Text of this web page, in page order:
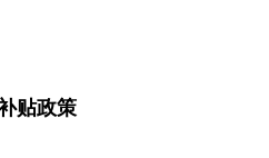
贴政策